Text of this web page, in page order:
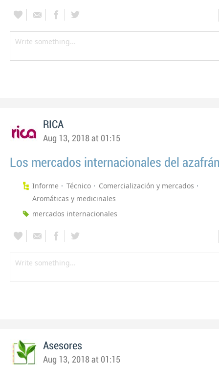
RICA
Aug 13, 2018 at 01:15
Los mercados internacionales del
Informe Técnico
Comercialización y mercados
Aromáticas y medicinales
mercados internacionales
Asesores
Aug 13, 2018 at 01:15